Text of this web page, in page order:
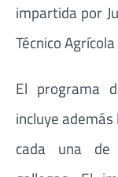
impartida por
Técnico
El programa
incluye
cada una de